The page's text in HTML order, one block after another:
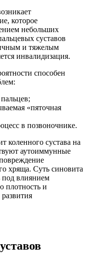
которое
небольших
суставов
и тяжелым
инвалидизация.
способен
«пяточная
в позвоночнике.
коленного сустава на
аутоиммунные
хряща. Суть синовита
под влиянием
плотность и